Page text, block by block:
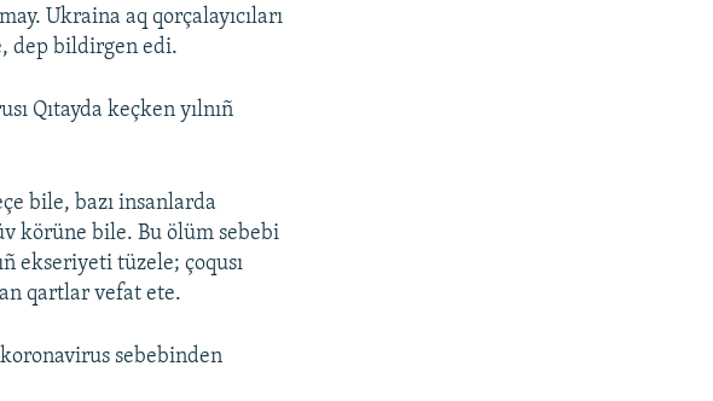
Ukraina aq qorçalayıcıları
dep bildirgen edi.
Qıtayda keçken yılnıñ
bile, bazı insanlarda
körüne bile. Bu ölüm sebebi
ekseriyeti tüzele; çoqusı
qartlar vefat ete.
koronavirus sebebinden